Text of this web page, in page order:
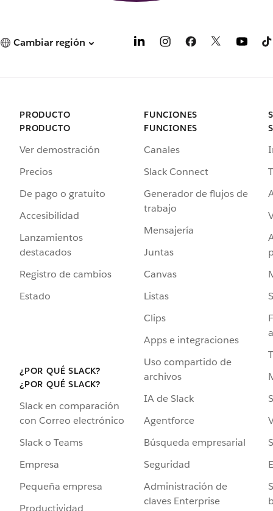
Cambiar región
PRODUCTO
PRODUCTO
Ver demostración
Precios
De pago o gratuito
Accesibilidad
Lanzamientos
destacados
Registro de cambios
Estado
¿POR QUÉ SLACK?
¿POR QUÉ SLACK?
Slack en comparación
con Correo electrónico
Slack o Teams
Empresa
Pequeña empresa
FUNCIONES
FUNCIONES
Canales
Slack Connect
Generador de flujos de
trabajo
Mensajería
Juntas
Canvas
Listas
Clips
Apps e integraciones
Uso compartido de
archivos
IA de Slack
Agentforce
Búsqueda empresarial
Seguridad
Administración de
claves Enterprise